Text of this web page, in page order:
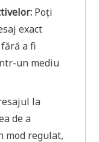
Poți
exact
a fi
un mediu
la
de a
mod regulat,